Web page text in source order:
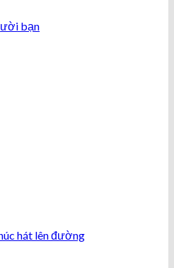
bạn
hát lên đường